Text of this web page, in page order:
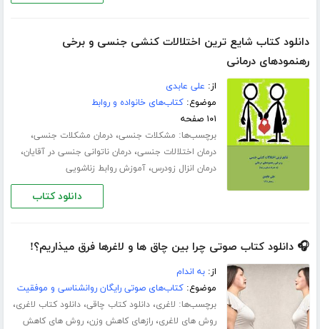
دانلود کتاب شایع ترین اختلالات کنشی جنسی و برخی
رهنمودهای درمانی
از: علی عابدی
موضوع:کتاب‌های خانواده و روابط
۱۰۱ صفحه
برچسب‌ها: مشکلات جنسی،درمان مشکلات جنسی،
درمان اختلالات جنسی،درمان ناتوانی جنسی در آقایان،
درمان انزال زودرس،آموزش روابط زناشویی
دانلود کتاب
🎧 دانلود کتاب صوتی چرا بین چاق ها و لاغرها فرق میذاریم؟!
از:به اندام
موضوع:کتاب‌های صوتی رایگان روانشناسی و موفقیت
برچسب‌ها: لاغری،دانلود کتاب چاقی،دانلود کتاب لاغری،
روش های لاغری،رازهای کاهش وزن،روش های کاهش